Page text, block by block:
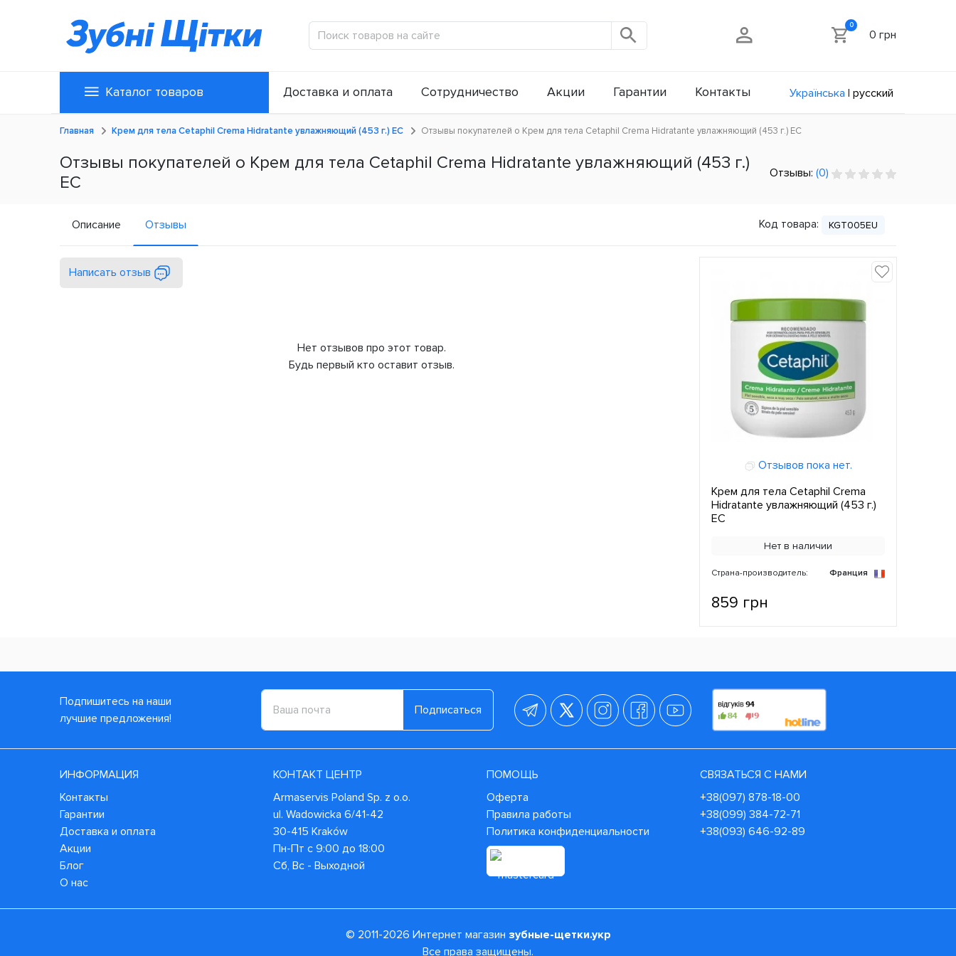
0
0 грн
Каталог товаров Доставка и оплата Сотрудничество Акции Гарантии Контакты Українська | русский
Главная Крем для тела Cetaphil Crema Hidratante увлажняющий (453 г.) ЕС Отзывы покупателей о Крем для тела Cetaphil Crema Hidratante увлажняющий (453 г.) ЕС
Отзывы покупателей о Крем для тела Cetaphil Crema Hidratante увлажняющий (453 г.)
ЕС
Отзывы: (0)
Описание Отзывы Код товара: KGT005EU
Написать отзыв
Нет отзывов про этот товар.
Будь первый кто оставит отзыв.
Отзывов пока нет.
Крем для тела Cetaphil Crema
Hidratante увлажняющий (453 г.)
ЕС
Нет в наличии
Страна-производитель: Франция
859 грн
Подпишитесь на наши
лучшие предложения!
Подписаться
ИНФОРМАЦИЯ
Контакты
Гарантии
Доставка и оплата
Акции
Блог
О нас
КОНТАКТ ЦЕНТР
Armaservis Poland Sp. z o.o.
ul. Wadowicka 6/41-42
30-415 Kraków
Пн-Пт с 9:00 до 18:00
Сб, Вс - Выходной
ПОМОЩЬ
Оферта
Правила работы
Политика конфиденциальности
СВЯЗАТЬСЯ С НАМИ
+38(097) 878-18-00
+38(099) 384-72-71
+38(093) 646-92-89
© 2011-2026 Интернет магазин зубные-щетки.укр
Все права защищены.